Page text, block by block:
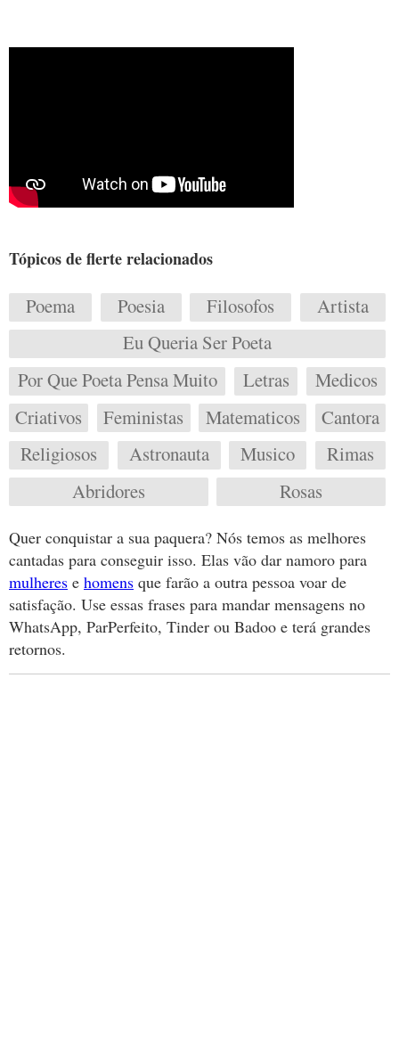
Tópicos de flerte relacionados
Poema Poesia Filosofos
Artista
Eu Queria Ser Poeta
Por Que Poeta Pensa Muito
Letras
Medicos
Criativos
Feministas Matematicos
Cantora
Religiosos
Astronauta Musico
Rimas
Abridores
Rosas
Quer conquistar a sua paquera? Nós temos as melhores
cantadas para conseguir isso. Elas vão dar namoro para
mulheres e homens que farão a outra pessoa voar de
satisfação. Use essas frases para mandar mensagens no
WhatsApp, ParPerfeito, Tinder ou Badoo e terá grandes
retornos.